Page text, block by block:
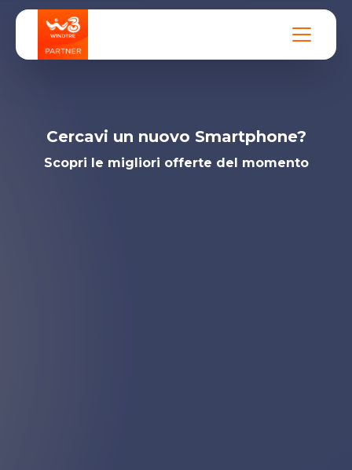
Cercavi un nuovo Smartphone?
Scopri le migliori offerte del momento